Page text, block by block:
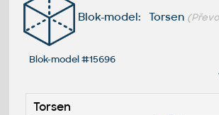
Blok-model: Torsen
Blok-model #15696
Torsen